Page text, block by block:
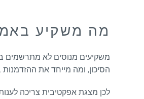
מה משקיע
משקיעים מנוסים לא מתרשמים
הסיכון, ומה מייחד את
לכן מצגת אפקטיבית צריכה